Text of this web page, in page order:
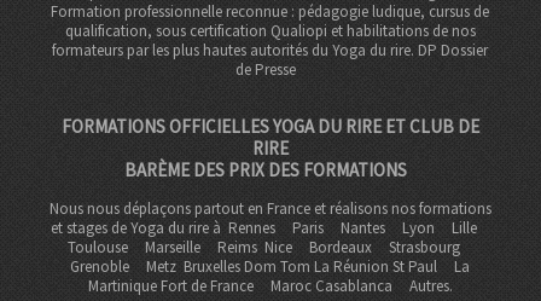
Formation professionnelle reconnue : pédagogie ludique, cursus de
qualification, sous certification Qualiopi et habilitations de nos
formateurs par les plus hautes autorités du Yoga du rire. DPDossier
de Presse
FORMATIONS OFFICIELLES YOGA DU RIRE ET CLUB DE
RIRE
BARÈME DES PRIX DES FORMATIONS
Nous nous déplaçons partout en France et réalisons nos formations
et stages de Yoga du rire à Rennes Paris Nantes Lyon
Lille
Toulouse
Marseille Reims Nice Bordeaux
Strasbourg
Grenoble
Metz Bruxelles Dom TomLa Réunion St Paul
La
Martinique Fort de France
Maroc Casablanca Autres.